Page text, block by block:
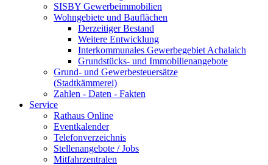
SISBY Gewerbeimmobilien
Wohngebiete und Bauflächen
Derzeitiger Bestand
Weitere Entwicklung
Interkommunales Gewerbegebiet Achalaich
Grundstücks- und Immobilienangebote
Grund- und Gewerbesteuersätze
(Stadtkämmerei)
Zahlen - Daten - Fakten
Service
Rathaus Online
Eventkalender
Telefonverzeichnis
Stellenangebote / Jobs
Mitfahrzentralen